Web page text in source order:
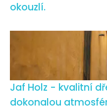
okouzlí.
Jaf Holz - kvalitní
dokonalou